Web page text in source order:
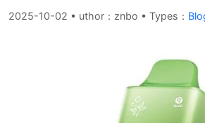
2025-10-02 • uthor：znbo • Types：